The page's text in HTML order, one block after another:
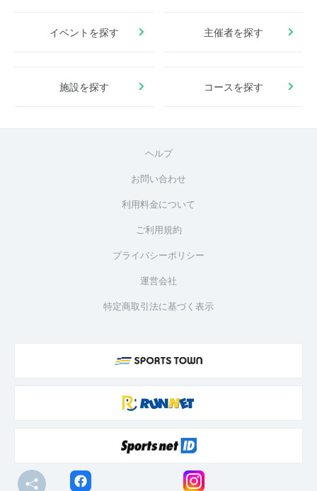
イベントを探す 主催者を探す
施設を探す コースを探す
ヘルプ
お問い合わせ
利用料金について
ご利用規約
プライバシーポリシー
運営会社
特定商取引法に基づく表示